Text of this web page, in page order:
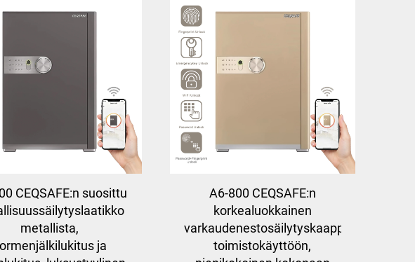
CEQSAFE:n suosittu
metallista,
ja
A6-800 CEQSAFE:n
korkealuokkainen
varkaudenestosäilytyskaappi
toimistokäyttöön,